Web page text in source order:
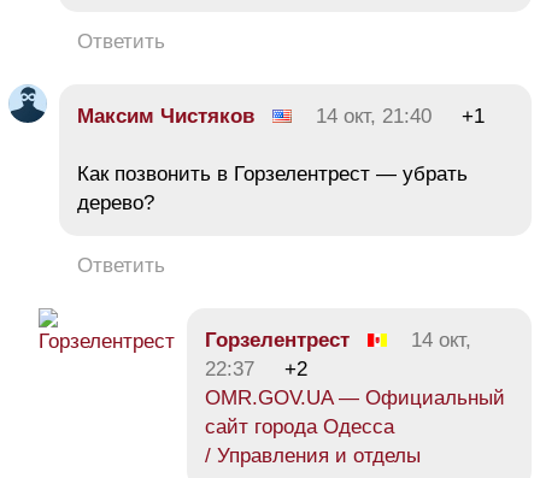
Ответить
Максим Чистяков 14 окт, 21:40 +1
Как позвонить в Горзелентрест — убрать
дерево?
Ответить
Горзелентрест
14 окт,
22:37
+2
OMR.GOV.UA — Официальный
сайт города Одесса
/ Управления и отделы